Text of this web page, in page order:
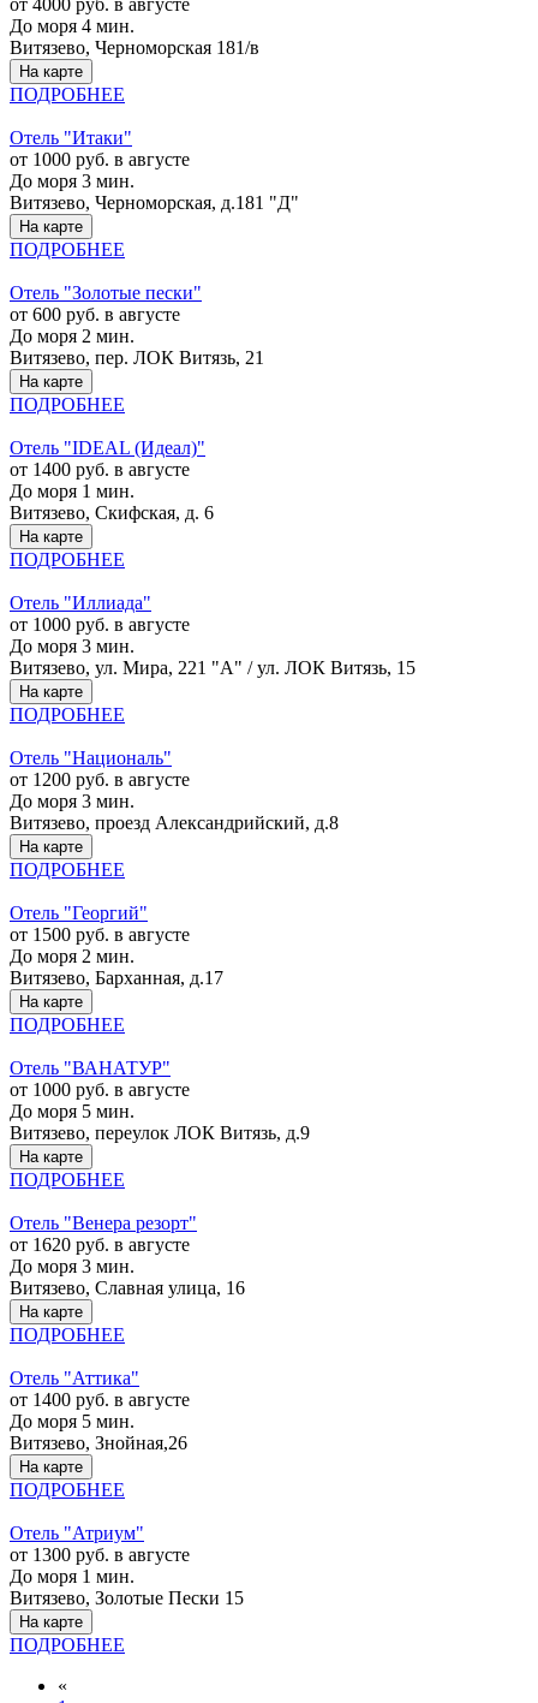
До моря 4 мин.
Витязево, Черноморская 181/в
На карте
ПОДРОБНЕЕ
Отель "Итаки"
от 1000 руб. в августе
До моря 3 мин.
Витязево, Черноморская, д.181 "Д"
На карте
ПОДРОБНЕЕ
Отель "Золотые пески"
от 600 руб. в августе
До моря 2 мин.
Витязево, пер. ЛОК Витязь, 21
На карте
ПОДРОБНЕЕ
Отель "IDEAL (Идеал)"
от 1400 руб. в августе
До моря 1 мин.
Витязево, Скифская, д. 6
На карте
ПОДРОБНЕЕ
Отель "Иллиада"
от 1000 руб. в августе
До моря 3 мин.
Витязево, ул. Мира, 221 "А" / ул. ЛОК Витязь, 15
На карте
ПОДРОБНЕЕ
Отель "Националь"
от 1200 руб. в августе
До моря 3 мин.
Витязево, проезд Александрийский, д.8
На карте
ПОДРОБНЕЕ
Отель "Георгий"
от 1500 руб. в августе
До моря 2 мин.
Витязево, Барханная, д.17
На карте
ПОДРОБНЕЕ
Отель "ВАНАТУР"
от 1000 руб. в августе
До моря 5 мин.
Витязево, переулок ЛОК Витязь, д.9
На карте
ПОДРОБНЕЕ
Отель "Венера резорт"
от 1620 руб. в августе
До моря 3 мин.
Витязево, Славная улица, 16
На карте
ПОДРОБНЕЕ
Отель "Аттика"
от 1400 руб. в августе
До моря 5 мин.
Витязево, Знойная,26
На карте
ПОДРОБНЕЕ
Отель "Атриум"
от 1300 руб. в августе
До моря 1 мин.
Витязево, Золотые Пески 15
На карте
ПОДРОБНЕЕ
«